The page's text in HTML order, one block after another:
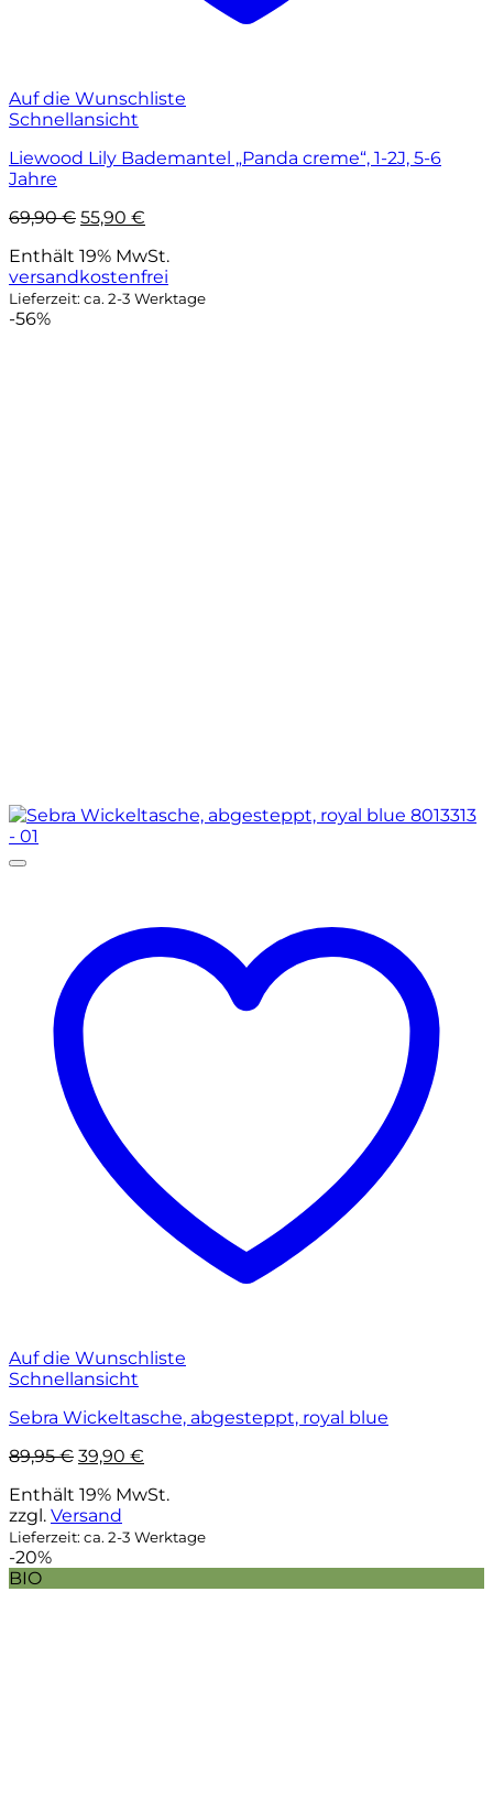
Auf die Wunschliste
Schnellansicht
Liewood Lily Bademantel „Panda creme“, 1-2J, 5-6
Jahre
69,90€ Ursprünglicher
war:
69,90 €
55,90 €
ist:
55,90 €.
Enthält 19% MwSt.
versandkostenfrei
Lieferzeit: ca. 2-3 Werktage
-56%
Auf die Wunschliste
Schnellansicht
Sebra Wickeltasche, abgesteppt, royal blue
89,95€ Ursprünglicher
war:
89,95 €
39,90 €
ist:
Enthält 19% MwSt.
zzgl. Versand
Lieferzeit: ca. 2-3 Werktage
-20%
BIO